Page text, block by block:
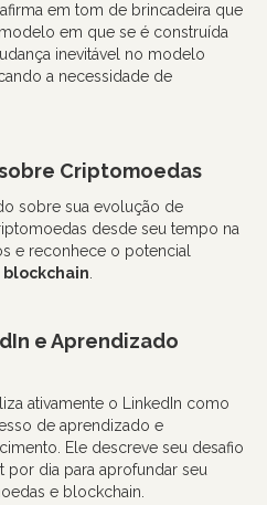
em tom de brincadeira que
em que se é construída
inevitável no modelo
a necessidade de
Criptomoedas
sobre sua evolução de
desde seu tempo na
e reconhece o potencial
blockchain
e Aprendizado
ativamente o LinkedIn como
de aprendizado e
Ele descreve seu desafio
dia para aprofundar seu
e blockchain.